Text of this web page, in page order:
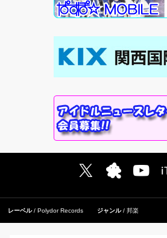
レーベル Polydor Records ジャンル 邦楽